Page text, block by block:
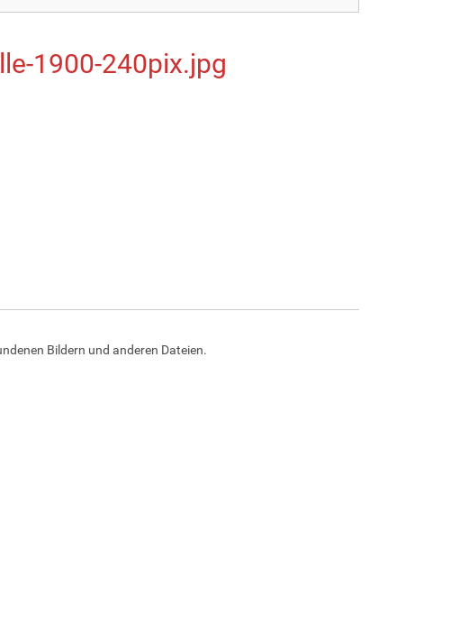
1900-240pix.jpg
Bildern und anderen Dateien.